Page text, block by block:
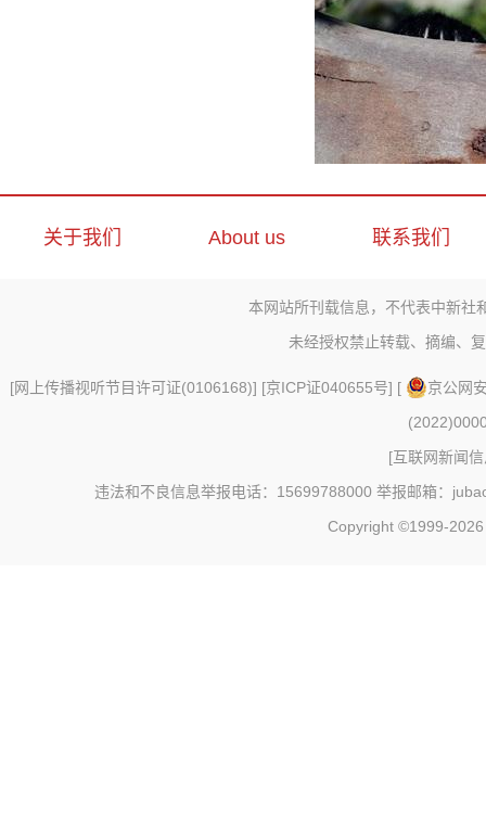
关于我们 About us 联系我们
本网站所刊载信息，不代表中新社
未经授权禁止转载、摘编、
[网上传播视听节目许可证(0106168)] [京ICP证040655号] [
京公网
[互联网新闻
违法和不良信息举报电话：15699788000 举报邮箱：
Copyright ©1999-